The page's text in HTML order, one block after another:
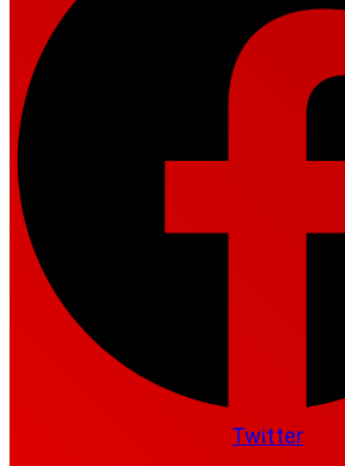
Twitter